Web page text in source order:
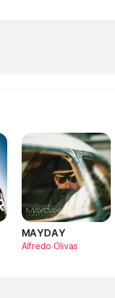
MAYDAY
Alfredo Olivas